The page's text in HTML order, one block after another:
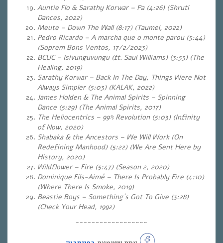
Auntie Flo & Sarathy Korwar – Pa (4:26) (Shruti
Dances, 2022)
Meute – Down The Wall (8:17) (Taumel, 2022)
Pedro Ricardo – A marcha que o monte parou (5:44)
(Soprem Bons Ventos, 17/2/2023)
BCUC – Isivunguvungu (ft. Saul Williams) (3:53) (The
Healing, 2019)
Sarathy Korwar – Back In The Day, Things Were Not
Always Simpler (5:03) (KALAK, 2022)
James Holden & The Animal Spirits – Spinning
Dance (5:29) (The Animal Spirits, 2017)
The Heliocentrics – 99% Revolution (5:03) (Infinity
of Now, 2020)
Shabaka & the Ancestors – We Will Work (On
Redefining Manhood) (5:22) (We Are Sent Here by
History, 2020)
Wildflower – Fire (5:47) (Season 2, 2020)
Dominique Fils-Aimé – There Is Probably Fire (4:10)
(Where There Is Smoke, 2019)
Beastie Boys – Something`s Got To Give (3:28)
(Check Your Head, 1992)
~~~~~~~~~~~~~~~~~~